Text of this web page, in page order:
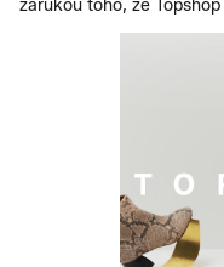
zárukou toho, že